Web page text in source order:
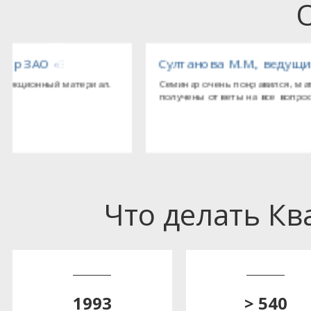
оборудования»
Султанова М.М., ведущий бухгалтер ООО
Семинар очень понравился, материал изложен
получены ответы на все вопросы.
Что делать
1993 > 540